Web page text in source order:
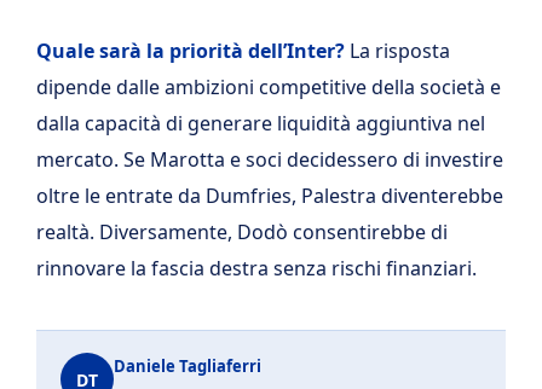
Quale sarà la priorità dell’Inter? La risposta
dipende dalle ambizioni competitive della società e
dalla capacità di generare liquidità aggiuntiva nel
mercato. Se Marotta e soci decidessero di investire
oltre le entrate da Dumfries, Palestra diventerebbe
realtà. Diversamente, Dodò consentirebbe di
rinnovare la fascia destra senza rischi finanziari.
DT
Daniele Tagliaferri